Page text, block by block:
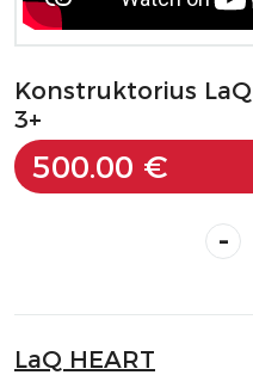
Konstruktorius
3+
500.00 €
-
LaQ HEART